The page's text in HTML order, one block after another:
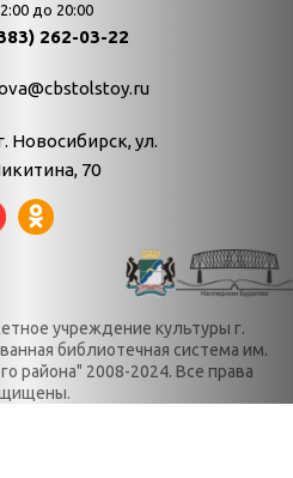
Выставки
День в истории
День в истории.
День в истории.
Декабрь
День в истории.
Июль
День в истории.
Июнь
до 20:00
262-03-22
Новосибирск, ул.
70
учреждение культуры г.
библиотечная система им.
района" 2008-2024. Все права